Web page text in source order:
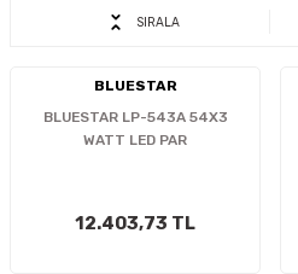
SIRALA
BLUESTAR
BLUESTAR LP-543A 54X3
WATT LED PAR
12.403,73 TL